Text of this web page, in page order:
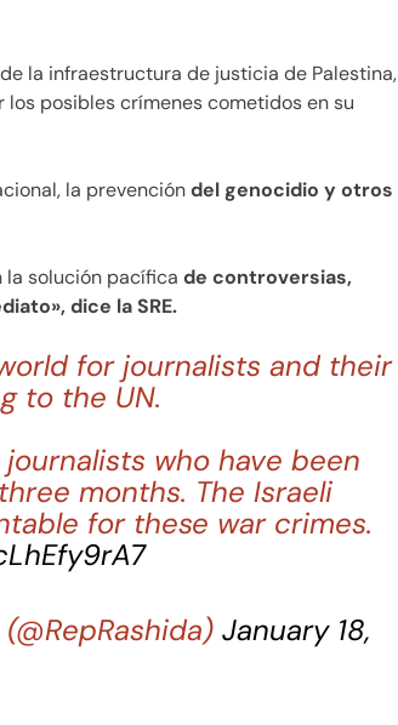
la infraestructura de justicia de Palestina,
posibles crímenes cometidos en su
la prevencióndel genocidio y otros
la solución pacífica de controversias,
dice la SRE.
for journalists and their
to the UN.
who have been
months. The Israeli
for these war crimes.
January 18,